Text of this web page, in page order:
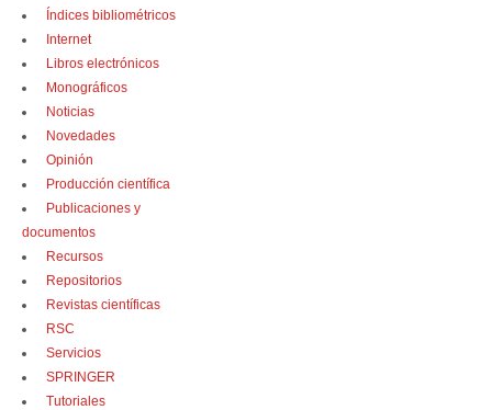
Índices bibliométricos
Internet
Libros electrónicos
Monográficos
Noticias
Novedades
Opinión
Producción científica
Publicaciones y
documentos
Recursos
Repositorios
Revistas científicas
RSC
Servicios
SPRINGER
Tutoriales